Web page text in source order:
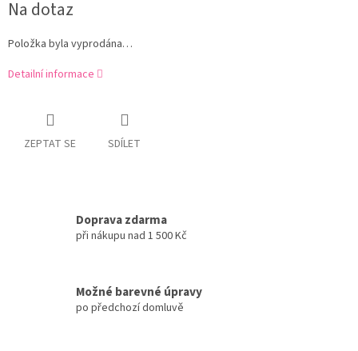
cena:
Na dotaz
Položka byla vyprodána…
Detailní informace
ZEPTAT SE SDÍLET
Doprava zdarma
při nákupu nad 1 500 Kč
Možné barevné úpravy
po předchozí domluvě